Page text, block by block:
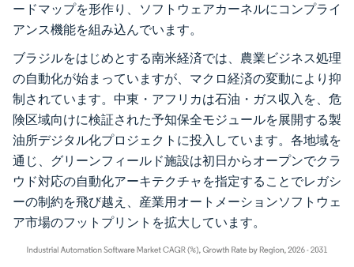
ードマップを形作り、ソフトウェアカーネルにコンプライ
アンス機能を組み込んでいます。
ブラジルをはじめとする南米経済では、農業ビジネス処理
の自動化が始まっていますが、マクロ経済の変動により抑
制されています。中東・アフリカは石油・ガス収入を、危
険区域向けに検証された予知保全モジュールを展開する製
油所デジタル化プロジェクトに投入しています。各地域を
通じ、グリーンフィールド施設は初日からオープンでクラ
ウド対応の自動化アーキテクチャを指定することでレガシ
ーの制約を飛び越え、産業用オートメーションソフトウェ
ア市場のフットプリントを拡大しています。